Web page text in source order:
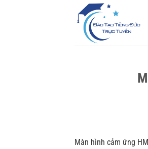
Màn hình cảm ứng